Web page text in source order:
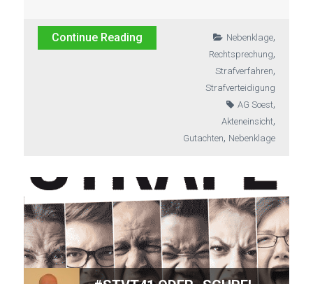
Continue Reading Nebenklage,
Rechtsprechung,
Strafverfahren,
Strafverteidigung
AG Soest,
Akteneinsicht,
Gutachten, Nebenklage